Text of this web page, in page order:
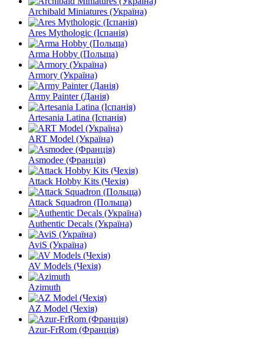
Archibald Miniatures (Україна)
Ares Mythologic (Іспанія)
Arma Hobby (Польща)
Armory (Україна)
Army Painter (Данія)
Artesania Latina (Іспанія)
ART Model (Україна)
Asmodee (Франція)
Attack Hobby Kits (Чехія)
Attack Squadron (Польща)
Authentic Decals (Україна)
AviS (Україна)
AV Models (Чехія)
Azimuth
AZ Model (Чехія)
Azur-FrRom (Франція)